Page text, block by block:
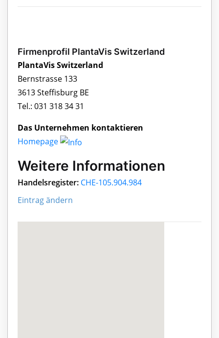
Firmenprofil PlantaVis Switzerland
PlantaVis Switzerland
Bernstrasse 133
3613 Steffisburg BE
Tel.: 031 318 34 31
Das Unternehmen kontaktieren
Homepage
Weitere Informationen
Handelsregister: CHE-105.904.984
Eintrag ändern